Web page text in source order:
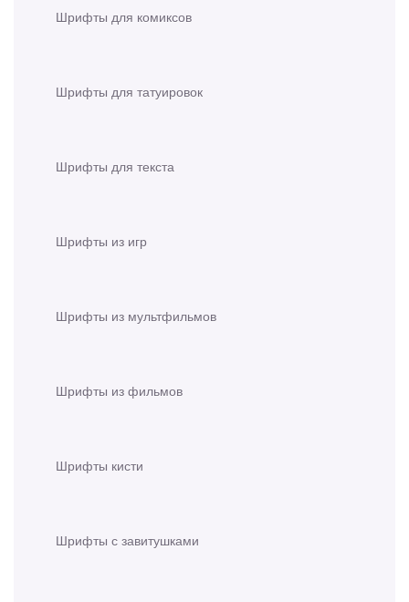
Шрифты для комиксов
Шрифты для татуировок
Шрифты для текста
Шрифты из игр
Шрифты из мультфильмов
Шрифты из фильмов
Шрифты кисти
Шрифты с завитушками